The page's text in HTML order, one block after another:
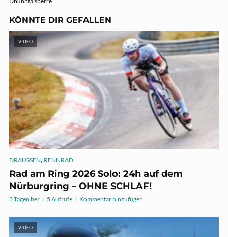
KÖNNTE DIR GEFALLEN
VIDEO
DRAUSSEN, RENNRAD
Rad am Ring 2026 Solo: 24h auf dem
Nürburgring – OHNE SCHLAF!
3 Tagen her 5 Aufrufe Kommentar hinzufügen
VIDEO